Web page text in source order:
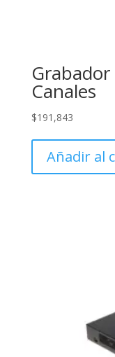
Canales
$191,843
Añadir al